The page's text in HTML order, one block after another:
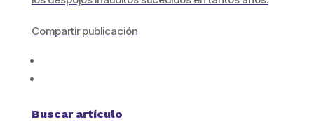
Compartir publicación
Buscar artículo